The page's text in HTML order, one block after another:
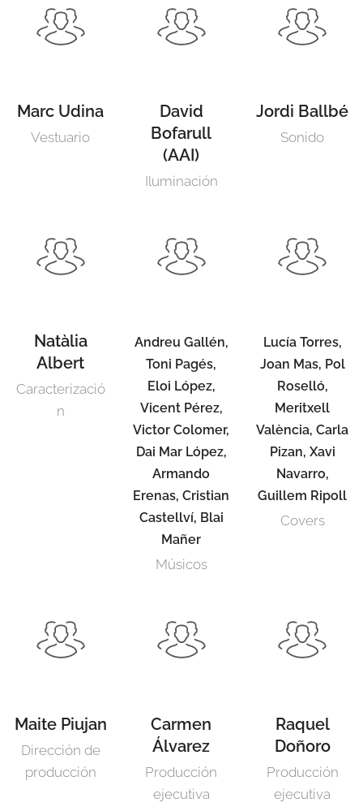
Marc Udina
Vestuario
David
Bofarull
(AAI)
Iluminación
Jordi Ballbé
Sonido
Natàlia
Albert
Caracterizació
n
Andreu Gallén,
Toni Pagés,
Eloi López,
Vicent Pérez,
Victor Colomer,
Dai Mar López,
Armando
Erenas, Cristian
Castellví, Blai
Mañer
Músicos
Lucía Torres,
Joan Mas, Pol
Roselló,
Meritxell
València, Carla
Pizan, Xavi
Navarro,
Guillem Ripoll
Covers
Maite Piujan
Dirección de
producción
Carmen
Álvarez
Producción
ejecutiva
Raquel
Doñoro
Producción
ejecutiva